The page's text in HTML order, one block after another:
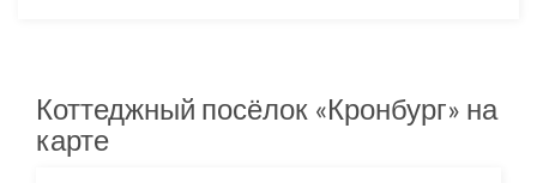
Коттеджный посёлок «Кронбург» на
карте